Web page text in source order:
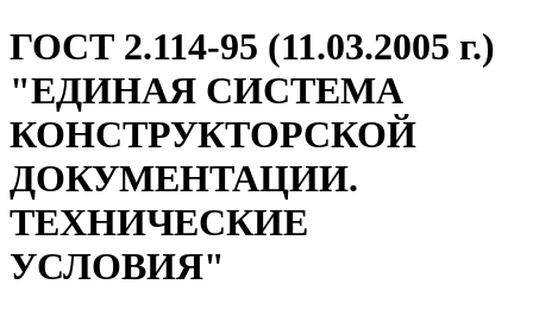
ГОСТ 2.114-95 (11.03.2005 г.)
"ЕДИНАЯ СИСТЕМА
КОНСТРУКТОРСКОЙ
ДОКУМЕНТАЦИИ.
ТЕХНИЧЕСКИЕ
УСЛОВИЯ"